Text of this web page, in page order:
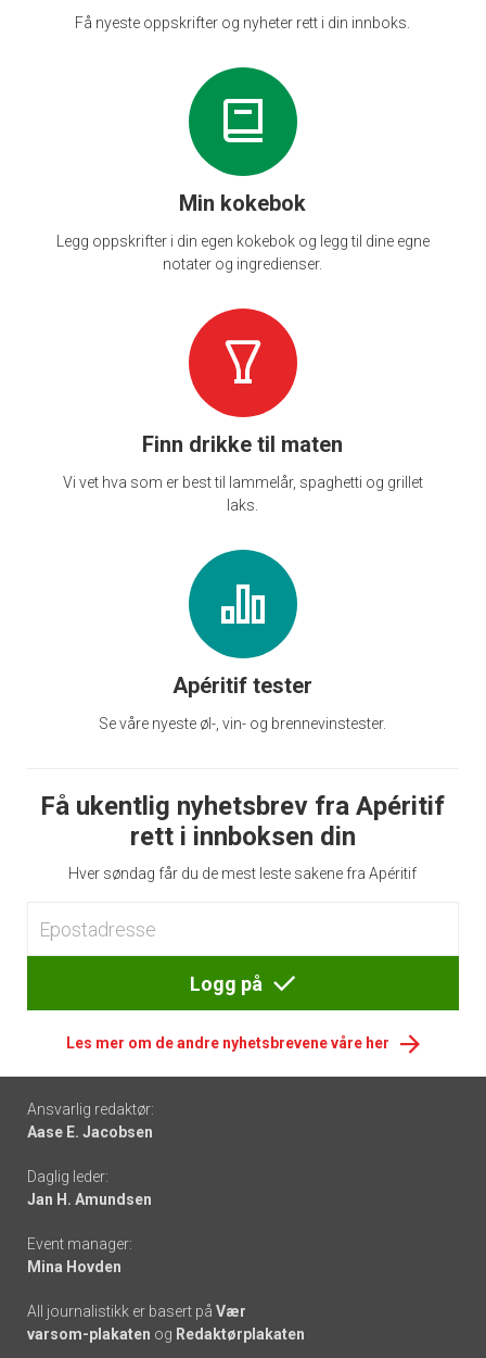
Få nyeste oppskrifter og nyheter rett i din innboks.
Min kokebok
Legg oppskrifter i din egen kokebok og legg til dine egne
notater og ingredienser.
Finn drikke til maten
Vi vet hva som er best til lammelår, spaghetti og grillet
laks.
Apéritif tester
Se våre nyeste øl-, vin- og brennevinstester.
Få ukentlig nyhetsbrev fra Apéritif
rett i innboksen din
Hver søndag får du de mest leste sakene fra Apéritif
Logg på
Les mer om de andre nyhetsbrevene våre her
Footer
-
links
Ansvarlig redaktør:
Aase E. Jacobsen
Daglig leder:
Jan H. Amundsen
Event manager:
Mina Hovden
All journalistikk er basert på Vær
varsom-plakaten og Redaktørplakaten